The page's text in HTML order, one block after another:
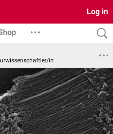
Log in
in